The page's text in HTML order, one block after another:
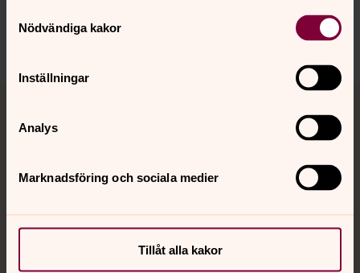
Nödvändiga kakor
Inställningar
Analys
Marknadsföring och sociala medier
Tillåt alla kakor
hudiksvallsbygdens.forsamling@svenskakyrkan.se
Kontakt
Kalender